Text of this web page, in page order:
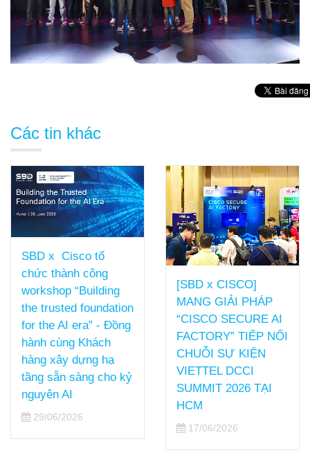
Các tin khác
SBD x Cisco tổ
chức thành công
workshop “Building
the trusted foundation
for the AI era” - Đồng
hành cùng Khách
hàng xây dựng hạ
tầng sẵn sàng cho kỷ
nguyên AI
29/06/2026
[SBD x CISCO]
MANG GIẢI PHÁP
“CISCO SECURE AI
FACTORY” TIẾP NỐI
CHUỖI SỰ KIỆN
VIETTEL DCCI
SUMMIT 2026 TẠI
HCM
17/06/2026